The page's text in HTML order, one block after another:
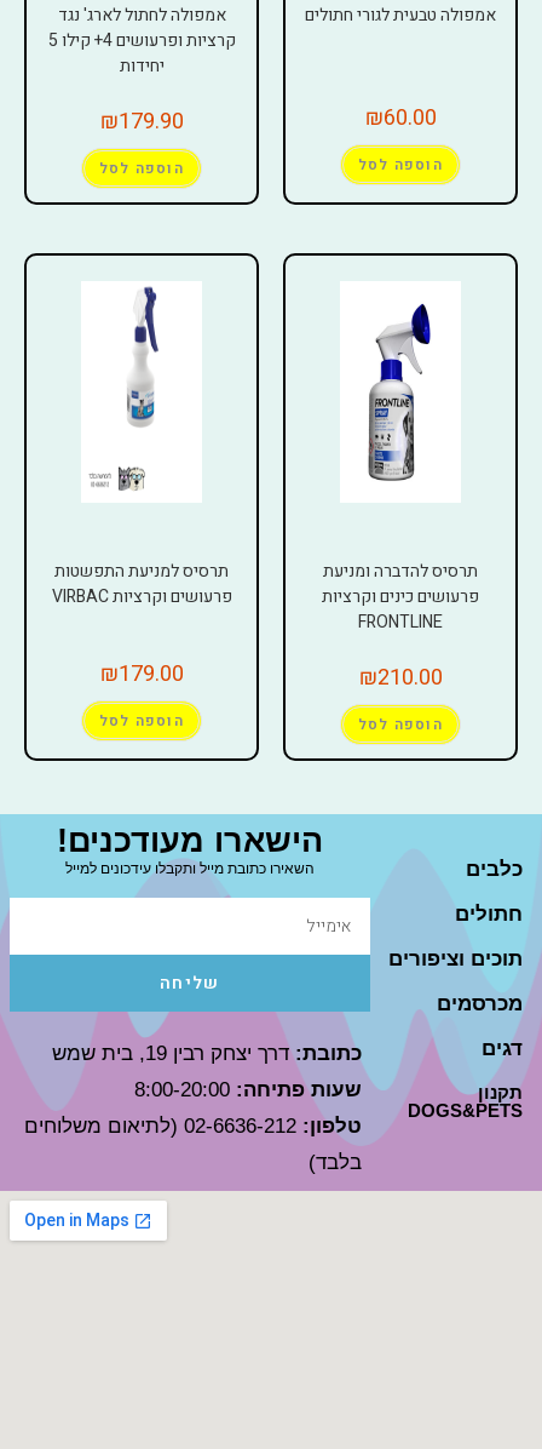
אמפולה טבעית לגורי חתולים
₪60.00
הוספה לסל
אמפולה לחתול לארג' נגד
קרציות ופרעושים 4+ קילו 5
יחידות
₪179.90
הוספה לסל
תרסיס להדברה ומניעת
פרעושים כינים וקרציות
FRONTLINE
₪210.00
הוספה לסל
תרסיס למניעת התפשטות
פרעושים וקרציות VIRBAC
₪179.00
הוספה לסל
כלבים
חתולים
תוכים וציפורים
מכרסמים
דגים
תקנון
DOGS&PETS
הישארו מעודכנים!
השאירו כתובת מייל ותקבלו עידכונים למייל
שליחה
כתובת:דרך יצחק רבין 19, בית שמש
שעות פתיחה: 8:00-20:00
טלפון:
02-6636-212 (לתיאום משלוחים
בלבד)